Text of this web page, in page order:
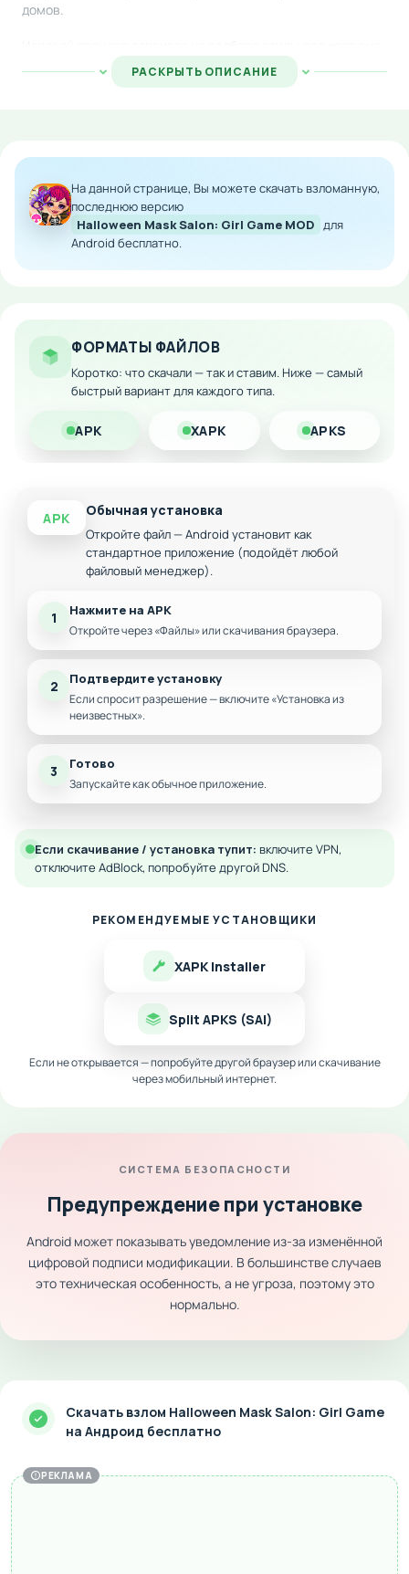
домов.
и устрашающей маски, которые помогут персонажу
подготовиться к торжеству. Каждый элемент гардероба
игроков любого возраста.
Особенности мода:
Расширенный каталог костюмов и масок
Оптимизированная графика для различных
устройств
Дополнительные персонажи и эксклюзивные
наряды
Ускоренный прогресс и бонусные награды
Скачайте модифицированную версию на Android и
РАСКРЫТЬ ОПИСАНИЕ
На данной странице, Вы можете скачать взломанную,
последнюю версию
Halloween Mask Salon: Girl Game MOD для
Android бесплатно.
ФОРМАТЫ ФАЙЛОВ
Коротко: что скачали — так и ставим. Ниже — самый
быстрый вариант для каждого типа.
APK XAPK APKS
APK Обычная установка
Откройте файл — Android установит как
стандартное приложение (подойдёт любой
файловый менеджер).
1 Нажмите на APK
Откройте через «Файлы» или скачивания браузера.
2 Подтвердите установку
Если спросит разрешение — включите «Установка из
неизвестных».
3 Готово
Запускайте как обычное приложение.
Если скачивание / установка тупит: включите VPN,
отключите AdBlock, попробуйте другой DNS.
РЕКОМЕНДУЕМЫЕ УСТАНОВЩИКИ
XAPK Installer
Split APKS (SAI)
Если не открывается — попробуйте другой браузер или скачивание
через мобильный интернет.
СИСТЕМА БЕЗОПАСНОСТИ
Предупреждение при установке
Android может показывать уведомление из-за изменённой
цифровой подписи модификации. В большинстве случаев
это техническая особенность, а не угроза, поэтому это
нормально.
Скачать взлом Halloween Mask Salon: Girl Game
на Андроид бесплатно
РЕКЛАМА